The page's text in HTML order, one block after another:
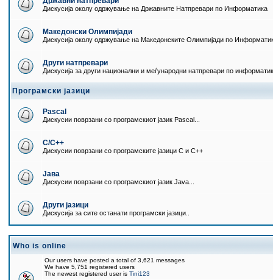
Дискусија околу одржување на Државните Натпревари по Информатика
Македонски Олимпијади
Дискусија околу одржување на Македонските Олимпијади по
Други натпревари
Дискусија за други национални и меѓународни натпревари по
Програмски јазици
Pascal
Дискусии поврзани со програмскиот јазик Pascal...
C/C++
Дискусии поврзани со програмските јазици C и C++
Јава
Дискусии поврзани со програмскиот јазик Java...
Други јазици
Дискусија за сите останати програмски јазици..
Who is online
Our users have posted a total of 3,621 messages
We have 5,751 registered users
The newest registered user is Tini123